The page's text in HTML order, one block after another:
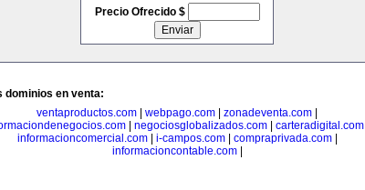
Precio Ofrecido $
dominios en venta:
ventaproductos.com
webpago.com zonadeventa.com
| negociosglobalizados.com| carteradigital.com|
informacioncomercial.com| i-campos.com| compraprivada.com|
informacioncontable.com|